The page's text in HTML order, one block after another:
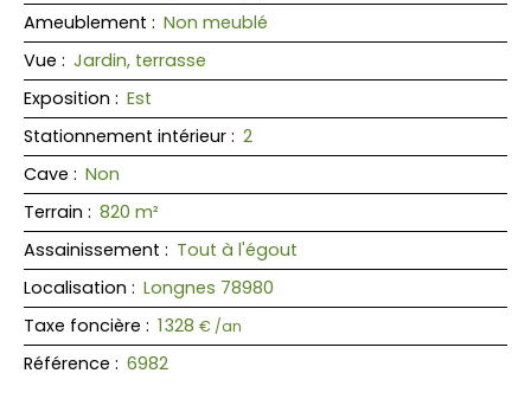
Ameublement : Non meublé
Vue : Jardin, terrasse
Exposition : Est
Stationnement intérieur : 2
Cave : Non
Terrain : 820 m²
Assainissement : Tout à l'égout
Localisation : Longnes 78980
Taxe foncière : 1 328 € /an
Référence : 6982